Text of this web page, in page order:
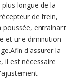
longue de la
de frein,
poussée, entraînant
et une diminution
d'assurer la
il est nécessaire